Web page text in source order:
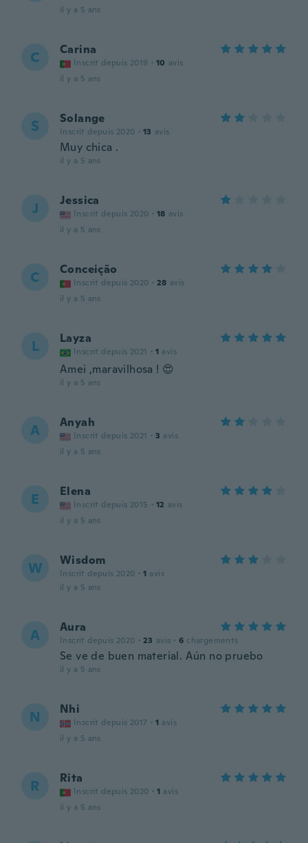
il y a 5 ans
C Carina
Inscrit depuis 2019 · 10 avis
il y a 5 ans
S Solange
Inscrit depuis 2020 · 13 avis
Muy chica .
il y a 5 ans
J Jessica
Inscrit depuis 2020 · 18 avis
il y a 5 ans
C Conceição
Inscrit depuis 2020 · 28 avis
il y a 5 ans
L Layza
Inscrit depuis 2021 · 1 avis
Amei ,maravilhosa ! 😍
il y a 5 ans
A Anyah
Inscrit depuis 2021 · 3 avis
il y a 5 ans
E Elena
Inscrit depuis 2015 · 12 avis
il y a 5 ans
W Wisdom
Inscrit depuis 2020 · 1 avis
il y a 5 ans
A Aura
Inscrit depuis 2020 · 23 avis · 6 chargements
Se ve de buen material. Aún no pruebo
il y a 5 ans
N Nhi
Inscrit depuis 2017 · 1 avis
il y a 5 ans
R Rita
Inscrit depuis 2020 · 1 avis
il y a 5 ans